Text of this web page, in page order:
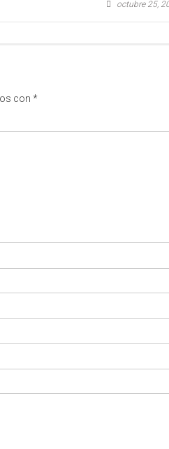
octubre 25,
con *